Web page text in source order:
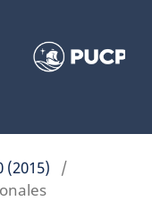
(2015)
/